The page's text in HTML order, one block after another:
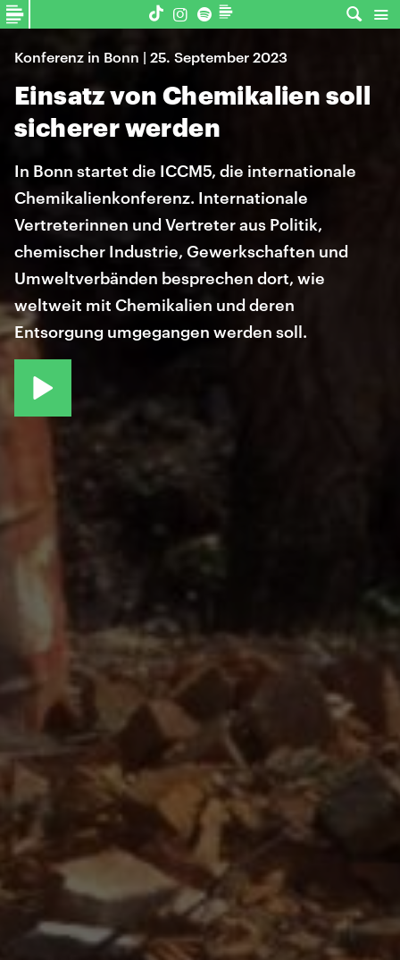
Konferenz in Bonn | 25. September 2023
Einsatz von Chemikalien soll
sicherer werden
In Bonn startet die ICCM5, die internationale
Chemikalienkonferenz. Internationale
Vertreterinnen und Vertreter aus Politik,
chemischer Industrie, Gewerkschaften und
Umweltverbänden besprechen dort, wie
weltweit mit Chemikalien und deren
Entsorgung umgegangen werden soll.